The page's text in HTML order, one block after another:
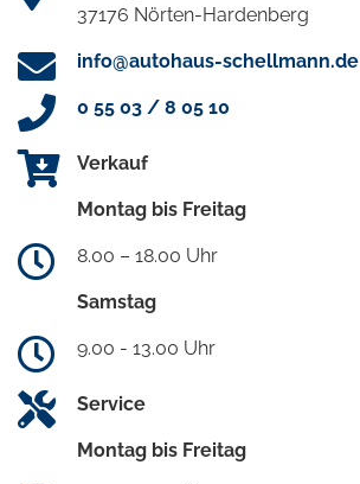
37176 Nörten-Hardenberg
info@autohaus-schellmann.de
0 55 03 / 8 05 10
Verkauf
Montag bis Freitag
8.00 – 18.00 Uhr
Samstag
9.00 - 13.00 Uhr
Service
Montag bis Freitag